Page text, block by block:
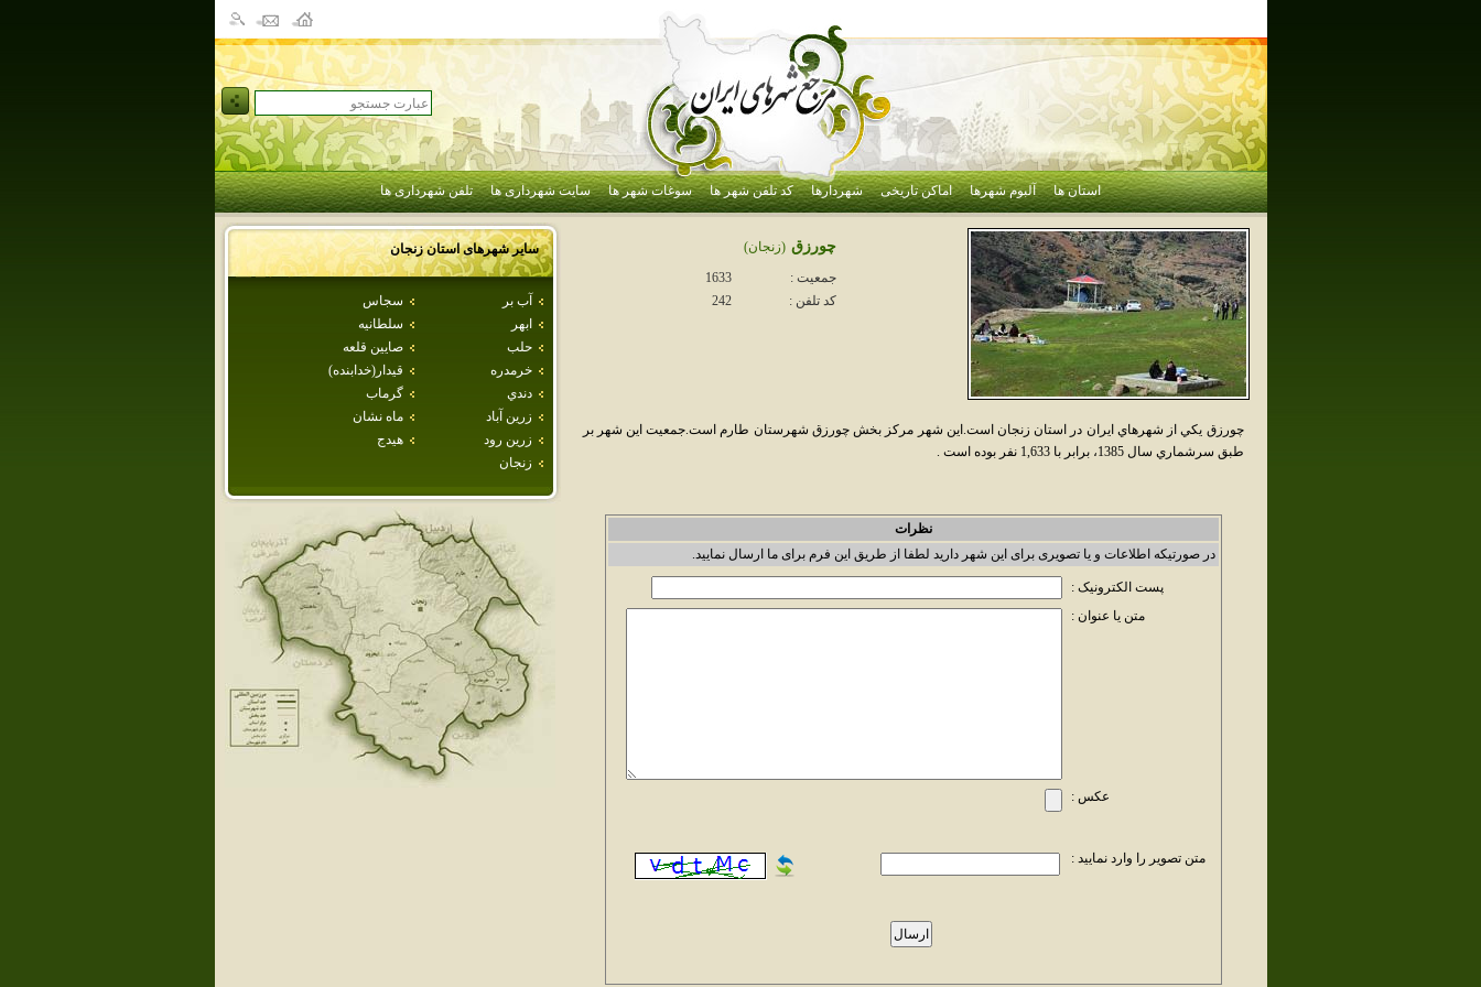
استان ها آلبوم شهرها اماکن تاریخی شهردارها کد تلفن شهر ها سوغات شهر ها سایت شهرداری ها تلفن شهرداری ها
سایر شهرهای استانزنجان
آب بر
سجاس
ابهر
سلطانيه
حلب
صايين قلعه
خرمدره
قيدار(خدابنده)
دندي
گرماب
زرين آباد
ماه نشان
زرين رود
هيدج
زنجان
چورزق (زنجان)
جمعیت :
1633
کد تلفن :
242
چورزق يکي از شهرهاي ايران در استان زنجان است.اين شهر مرکز بخش چورزق شهرستان طارم است.جمعيت اين شهر بر
طبق سرشماري سال 1385، برابر با 1,633 نفر بوده است .
نظرات
در صورتیکه اطلاعات و یا تصویری برای این شهر دارید لطفا از طریق این فرم برای ما ارسال نمایید.
پست الکترونیک :
متن یا عنوان :
عکس :
متن تصویر را وارد نمایید :